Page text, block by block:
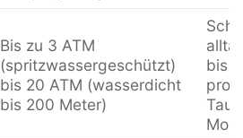
Bis zu 3 ATM
(spritzwassergeschützt)
bis 20 ATM (wasserdicht
bis 200 Meter)
bis